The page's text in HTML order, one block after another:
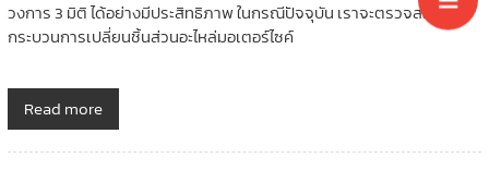
วงการ 3 มิติ ได้อย่างมีประสิทธิภาพ ในกรณีปัจจุบัน เราจะตรวจสอบ
กระบวนการเปลี่ยนชิ้นส่วนอะไหล่มอเตอร์ไซค์
Read more